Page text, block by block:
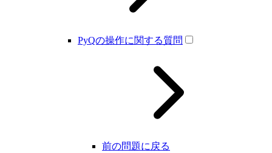
PyQの操作に関する質問
前の問題に戻る